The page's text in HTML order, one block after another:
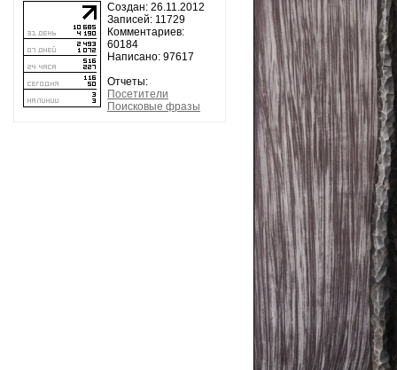
Создан: 26.11.2012
Записей: 11729
Комментариев:
60184
Написано: 97617
Отчеты:
Посетители
Поисковые фразы